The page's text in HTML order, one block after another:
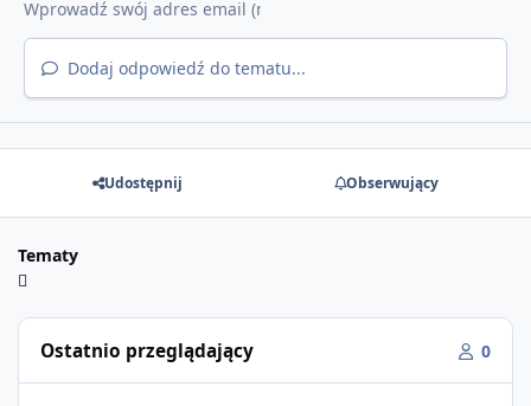
Dodaj odpowiedź do tematu...
Udostępnij Obserwujący
Tematy
Ostatnio przeglądający 0